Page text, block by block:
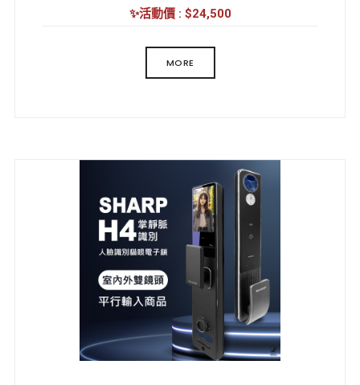
外觀工藝: 陽極氧化
鎖/臨時密碼/虛位密碼/組合開鎖
前/ 420x106x28 mm
後/ 420x77x30 mm
鏡頭角度: 155° 超廣角
逗留警報: 支持
室內螢幕: 5吋高清大螢幕
✨活動價 : $24,500
MORE